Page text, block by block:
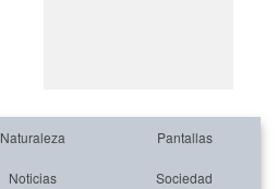
Naturaleza Pantallas
Noticias Sociedad